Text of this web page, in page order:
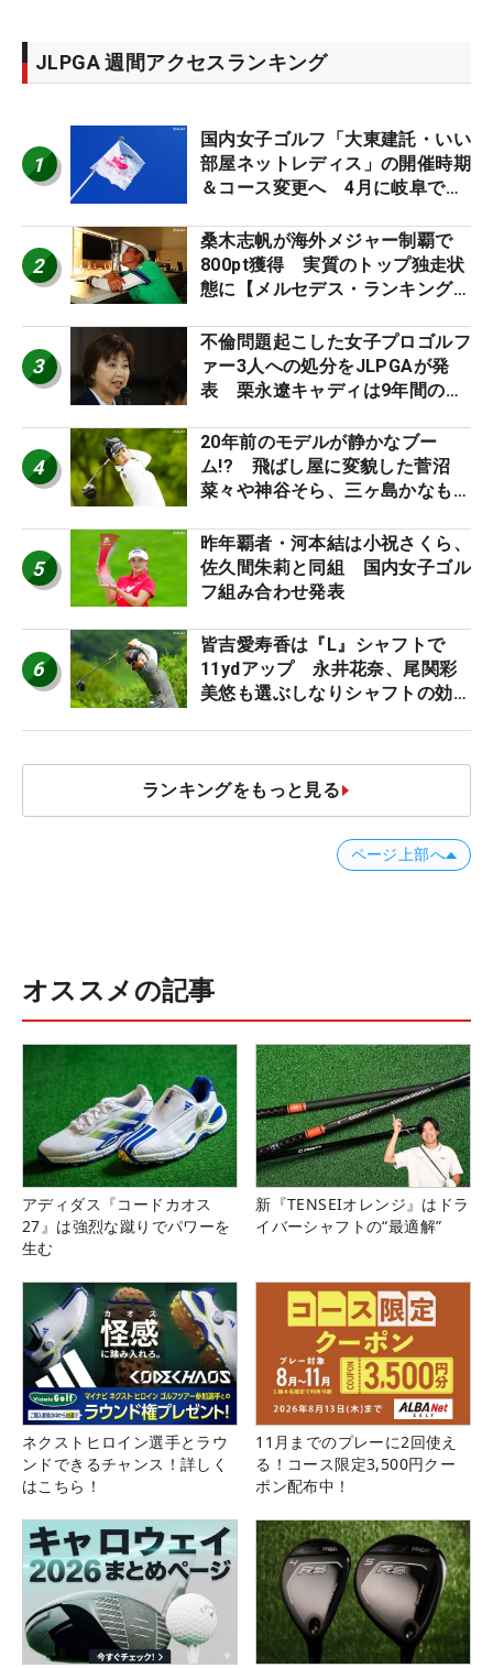
JLPGA 週間アクセスランキング
1
国内女子ゴルフ「大東建託・いい
部屋ネットレディス」の開催時期
＆コース変更へ 4月に岐阜で開
2
桑木志帆が海外メジャー制覇で
800pt獲得 実質のトップ独走状
態に【メルセデス・ランキング番
3
不倫問題起こした女子プロゴルフ
ァー3人への処分をJLPGAが発
表 栗永遼キャディは9年間の立
4
20年前のモデルが静かなブー
ム!? 飛ばし屋に変貌した菅沼
菜々や神谷そら、三ヶ島かなも使
ロたちの“飛ばしギア”】
5
昨年覇者・河本結は小祝さくら、
佐久間朱莉と同組 国内女子ゴル
フ組み合わせ発表
6
皆吉愛寿香は『L』シャフトで
11ydアップ 永井花奈、尾関彩
美悠も選ぶしなりシャフトの効果
ランキングをもっと見る
ページ上部へ
オススメの記事
アディダス『コードカオス
27』は強烈な蹴りでパワーを
生む
新『TENSEIオレンジ』はドラ
イバーシャフトの“最適解”
ネクストヒロイン選手とラウ
ンドできるチャンス！詳しく
はこちら！
11月までのプレーに2回使え
る！コース限定3,500円クー
ポン配布中！